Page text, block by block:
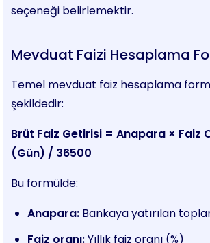
seçeneği belirlemektir.
Mevduat Faizi Hesaplama
Temel mevduat faiz hesaplama
şekildedir:
Brüt Faiz Getirisi = Anapara × Faiz
(Gün) / 36500
Bu formülde:
Anapara: Bankaya yatırılan
Faiz oranı:Yıllık faiz oranı (%)